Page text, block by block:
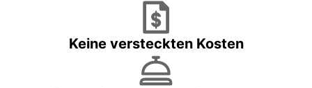
Keine versteckten Kosten